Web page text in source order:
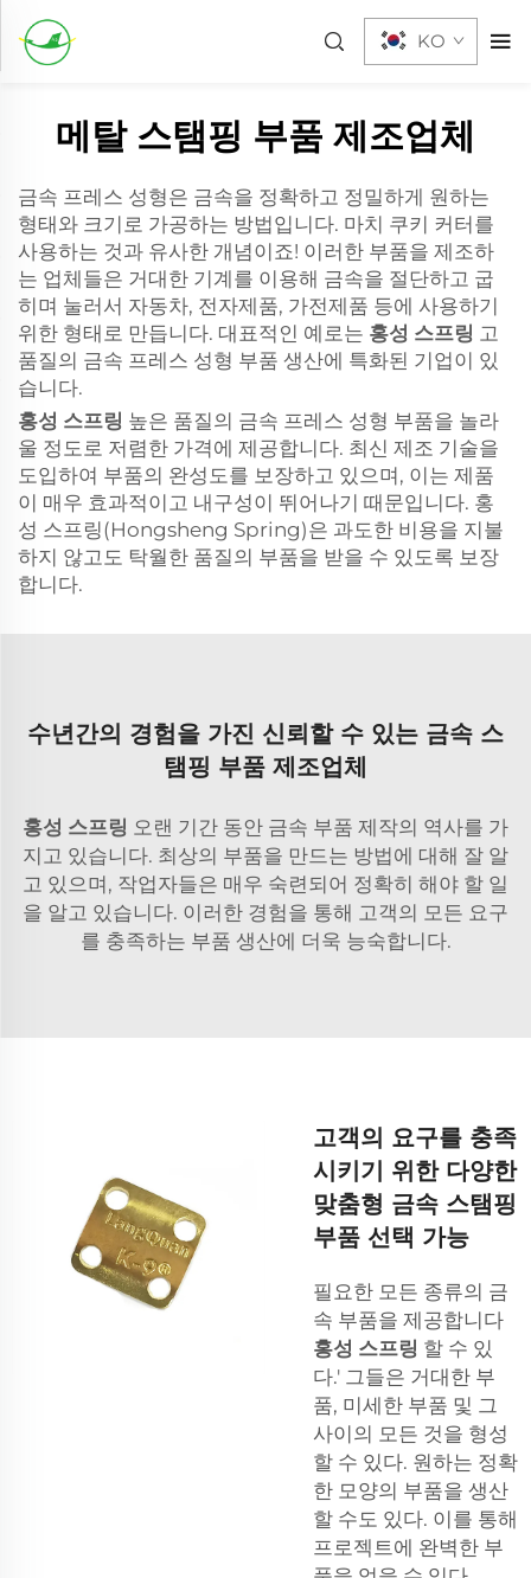
KO
메탈 스탬핑 부품 제조업체
금속 프레스 성형은 금속을 정확하고 정밀하게 원하는
형태와 크기로 가공하는 방법입니다. 마치 쿠키 커터를
사용하는 것과 유사한 개념이죠! 이러한 부품을 제조하
는 업체들은 거대한 기계를 이용해 금속을 절단하고 굽
히며 눌러서 자동차, 전자제품, 가전제품 등에 사용하기
위한 형태로 만듭니다. 대표적인 예로는 홍성 스프링 고
품질의 금속 프레스 성형 부품 생산에 특화된 기업이 있
습니다.
홍성 스프링 높은 품질의 금속 프레스 성형 부품을 놀라
울 정도로 저렴한 가격에 제공합니다. 최신 제조 기술을
도입하여 부품의 완성도를 보장하고 있으며, 이는 제품
이 매우 효과적이고 내구성이 뛰어나기 때문입니다. 홍
성 스프링(Hongsheng Spring)은 과도한 비용을 지불
하지 않고도 탁월한 품질의 부품을 받을 수 있도록 보장
합니다.
수년간의 경험을 가진 신뢰할 수 있는 금속 스
탬핑 부품 제조업체
홍성 스프링 오랜 기간 동안 금속 부품 제작의 역사를 가
지고 있습니다. 최상의 부품을 만드는 방법에 대해 잘 알
고 있으며, 작업자들은 매우 숙련되어 정확히 해야 할 일
을 알고 있습니다. 이러한 경험을 통해 고객의 모든 요구
를 충족하는 부품 생산에 더욱 능숙합니다.
고객의 요구를 충족
시키기 위한 다양한
맞춤형 금속 스탬핑
부품 선택 가능
필요한 모든 종류의 금
속 부품을 제공합니다
홍성 스프링 할 수 있
다.' 그들은 거대한 부
품, 미세한 부품 및 그
사이의 모든 것을 형성
할 수 있다. 원하는 정확
한 모양의 부품을 생산
할 수도 있다. 이를 통해
프로젝트에 완벽한 부